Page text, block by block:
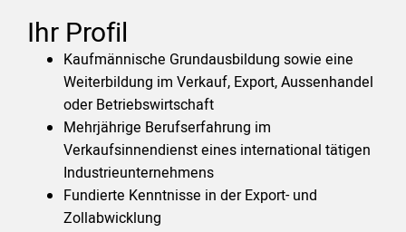
Ihr Profil
Kaufmännische Grundausbildung sowie eine
Weiterbildung im Verkauf, Export, Aussenhandel
oder Betriebswirtschaft
Mehrjährige Berufserfahrung im
Verkaufsinnendienst eines international tätigen
Industrieunternehmens
Fundierte Kenntnisse in der Export- und
Zollabwicklung